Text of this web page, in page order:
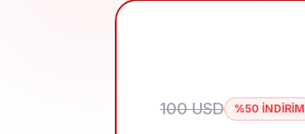
100 USD %50 İNDİRİM